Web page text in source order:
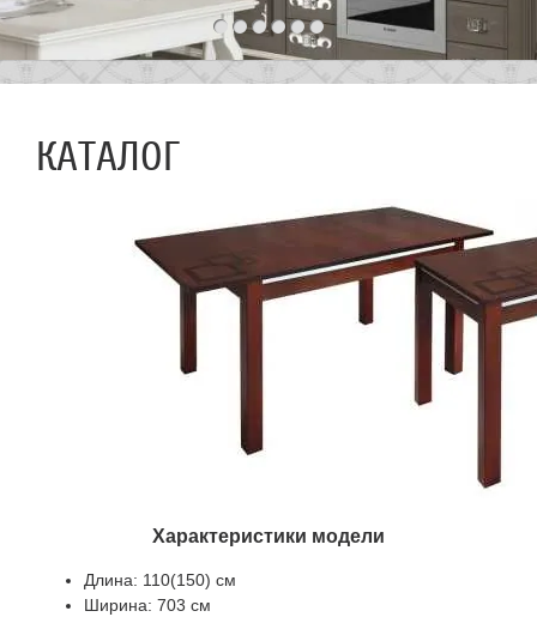
КАТАЛОГ
Характеристики модели
Длина: 110(150) см
Ширина: 703 см